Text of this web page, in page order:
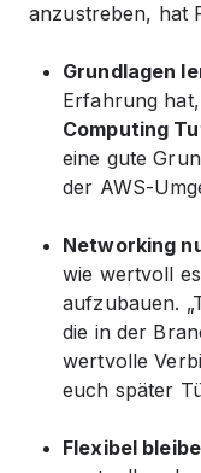
anzustreben, hat
Grundlagen
Erfahrung
Computing
eine gute
der AWS-
Networking
wie wertvoll
aufzubauen.
die in der
wertvolle
euch später
Flexibel